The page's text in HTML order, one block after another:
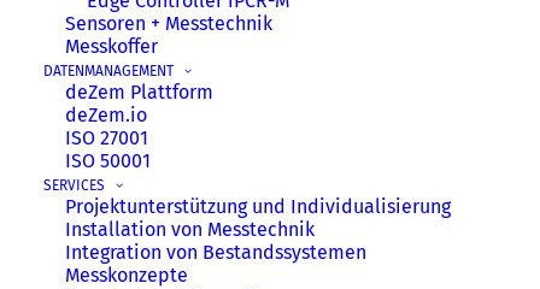
Sensoren + Messtechnik
Messkoffer
DATENMANAGEMENT
deZem Plattform
deZem.io
ISO 27001
ISO 50001
SERVICES
Projektunterstützung und Individualisierung
Installation von Messtechnik
Integration von Bestands­systemen
Messkonzepte
ALLES AUS EINER HAND
FÜR IHR IOT-PROJEKT
Aus jahrzehntelanger Erfahrung im Bereich
Energiecontrolling hat sich das
Produktportfolio von deZem zu einem
innovativen System für die Erfassung und
Analyse von IoT-Daten aller Art entwickelt –
modular, von der IoT-Plattform über IoT-